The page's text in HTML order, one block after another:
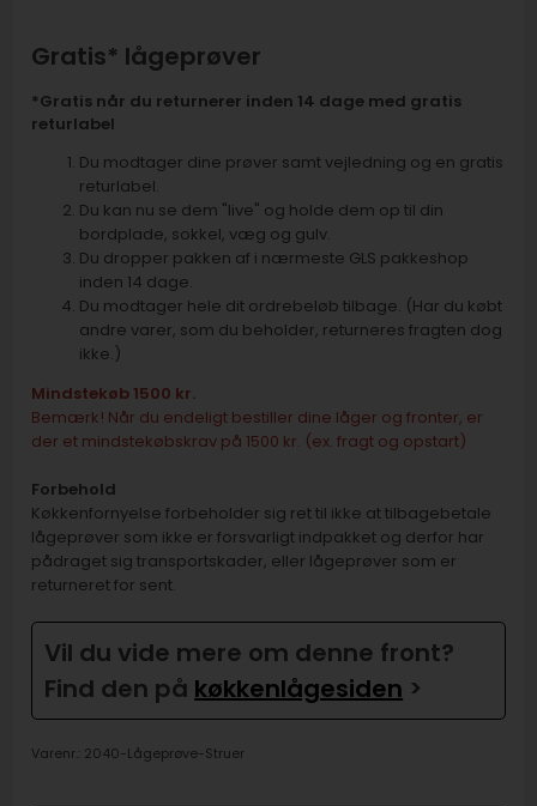
Gratis* lågeprøver
*Gratis når du returnerer inden 14 dage med gratis
returlabel
Du modtager dine prøver samt vejledning og en gratis
returlabel.
Du kan nu se dem "live" og holde dem op til din
bordplade, sokkel, væg og gulv.
Du dropper pakken af i nærmeste GLS pakkeshop
inden 14 dage.
Du modtager hele dit ordrebeløb tilbage. (Har du købt
andre varer, som du beholder, returneres fragten dog
ikke.)
Mindstekøb 1500 kr.
Bemærk! Når du endeligt bestiller dine låger og fronter, er
der et mindstekøbskrav på 1500 kr. (ex. fragt og opstart)
Forbehold
Køkkenfornyelse forbeholder sig ret til ikke at tilbagebetale
lågeprøver som ikke er forsvarligt indpakket og derfor har
pådraget sig transportskader, eller lågeprøver som er
returneret for sent.
Vil du vide mere om denne front?
Find den på køkkenlågesiden >
Varenr.: 2040-Lågeprøve-Struer